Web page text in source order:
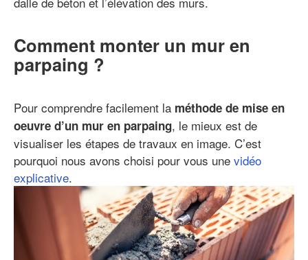
Comment monter un mur en
parpaing ?
Pour comprendre facilement la méthode de mise en
oeuvre d’un mur en parpaing, le mieux est de
visualiser les étapes de travaux en image. C’est
pourquoi nous avons choisi pour vous une vidéo
explicative.